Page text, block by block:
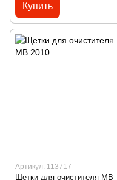
Купить
Артикул: 113717
Щетки для очистителя МВ